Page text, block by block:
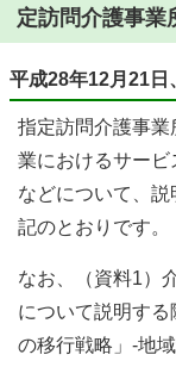
定訪問介護事業
平成28年12月21日
指定訪問介護事
業におけるサービ
などについて、
記のとおりです。
なお、（資料1）
について説明す
の移行戦略」-地